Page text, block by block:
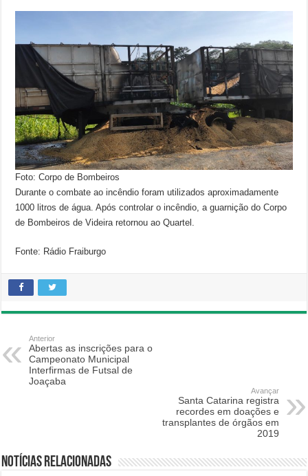
Foto: Corpo de Bombeiros
Durante o combate ao incêndio foram utilizados aproximadamente
1000 litros de água. Após controlar o incêndio, a guarnição do Corpo
de Bombeiros de Videira retornou ao Quartel.
Fonte: Rádio Fraiburgo
Anterior
Abertas as inscrições para o
Campeonato Municipal
Interfirmas de Futsal de
Joaçaba
Avançar
Santa Catarina registra
recordes em doações e
transplantes de órgãos em
2019
Notícias relacionadas